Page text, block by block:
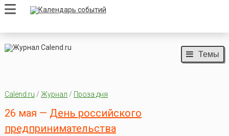
Темы
Calend.ru / Журнал / Проза дня
26 мая — День российского
предпринимательства